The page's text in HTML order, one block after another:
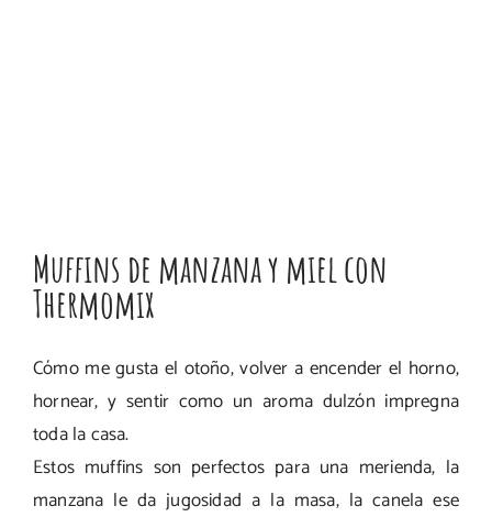
Muffins de manzana y miel con
Thermomix
Cómo me gusta el otoño, volver a encender el horno,
hornear, y sentir como un aroma dulzón impregna
toda la casa.
Estos muffins son perfectos para una merienda, la
manzana le da jugosidad a la masa, la canela ese